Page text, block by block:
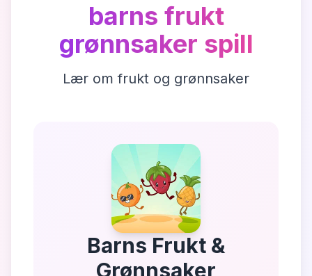
barns frukt
grønnsaker spill
Lær om frukt og grønnsaker
Barns Frukt &
Grønnsaker